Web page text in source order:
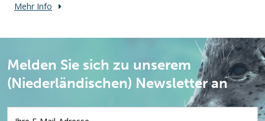
Mehr Info
Melden Sie sich zu unserem
(Niederländischen) Newsletter an